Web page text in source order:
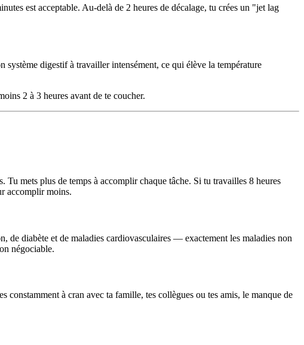
est acceptable. Au-delà de 2 heures de décalage, tu crées un "jet lag
digestif à travailler intensément, ce qui élève la température
2 à 3 heures avant de te coucher.
mets plus de temps à accomplir chaque tâche. Si tu travailles 8 heures
accomplir moins.
de diabète et de maladies cardiovasculaires — exactement les maladies non
négociable.
à cran avec ta famille, tes collègues ou tes amis, le manque de